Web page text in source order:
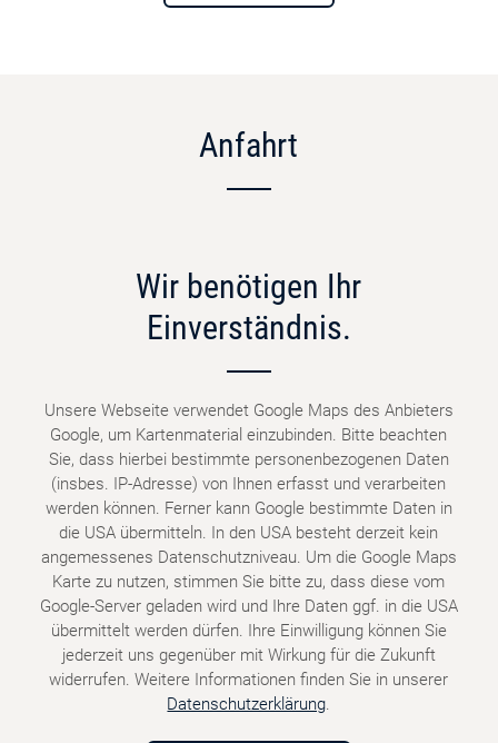
Anfahrt
Wir benötigen Ihr
Einverständnis.
Unsere Webseite verwendet Google Maps des Anbieters
Google, um Kartenmaterial einzubinden. Bitte beachten
Sie, dass hierbei bestimmte personenbezogenen Daten
(insbes. IP-Adresse) von Ihnen erfasst und verarbeiten
werden können. Ferner kann Google bestimmte Daten in
die USA übermitteln. In den USA besteht derzeit kein
angemessenes Datenschutzniveau. Um die Google Maps
Karte zu nutzen, stimmen Sie bitte zu, dass diese vom
Google-Server geladen wird und Ihre Daten ggf. in die USA
übermittelt werden dürfen. Ihre Einwilligung können Sie
jederzeit uns gegenüber mit Wirkung für die Zukunft
widerrufen. Weitere Informationen finden Sie in unserer
Datenschutzerklärung.